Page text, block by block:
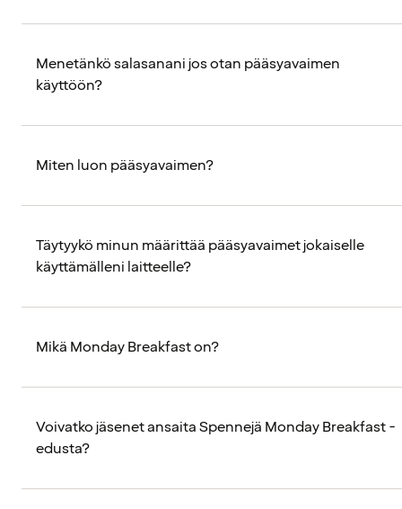
Menetänkö salasanani jos otan pääsyavaimen
käyttöön?
Miten luon pääsyavaimen?
Täytyykö minun määrittää pääsyavaimet jokaiselle
käyttämälleni laitteelle?
Mikä Monday Breakfast on?
Voivatko jäsenet ansaita Spennejä Monday Breakfast -
edusta?